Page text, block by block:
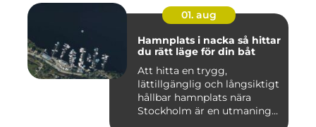
01. aug
Hamnplats i nacka så hittar
du rätt läge för din båt
Att hitta en trygg,
lättillgänglig och långsiktigt
hållbar hamnplats nära
Stockholm är en utmaning